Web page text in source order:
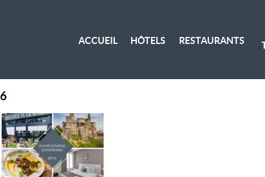
ACCUEIL HÔTELS RESTAURANTS
6